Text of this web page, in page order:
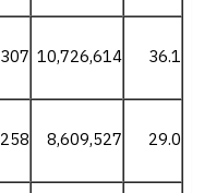
307 10,726,614 36.1
258 8,609,527 29.0